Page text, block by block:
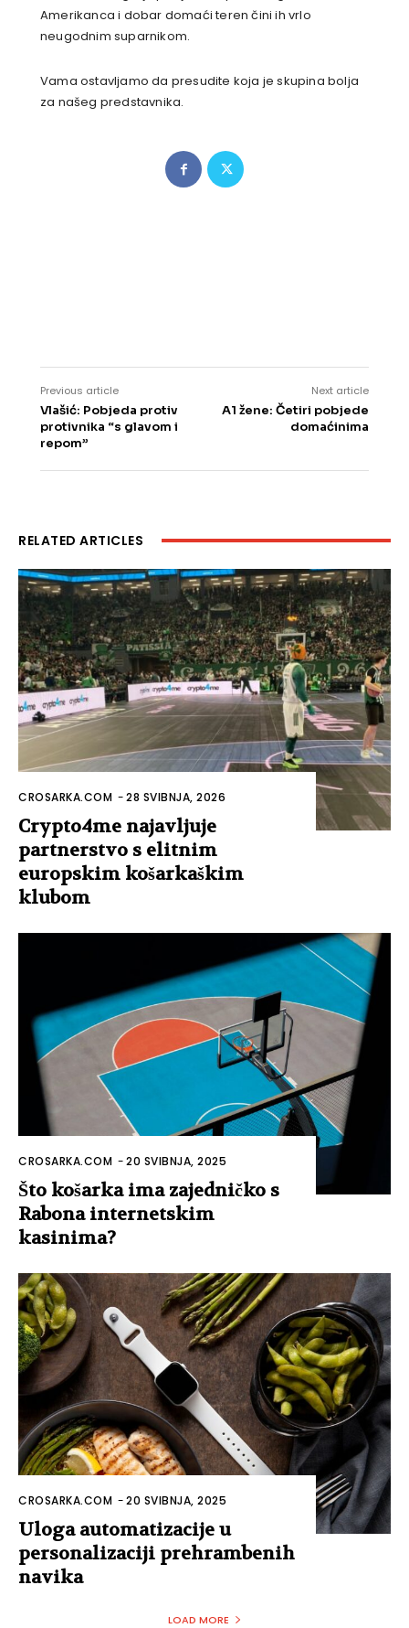
Amerikanca i dobar domaći teren čini ih vrlo
neugodnim suparnikom.
Vama ostavljamo da presudite koja je skupina bolja
za našeg predstavnika.
Previous article
Vlašić: Pobjeda protiv
protivnika “s glavom i
repom”
Next article
A1 žene: Četiri pobjede
domaćinima
RELATED ARTICLES
CROSARKA.COM -28 SVIBNJA, 2026
Crypto4me najavljuje
partnerstvo s elitnim
europskim košarkaškim
klubom
CROSARKA.COM -20 SVIBNJA, 2025
Što košarka ima zajedničko s
Rabona internetskim
kasinima?
CROSARKA.COM -20 SVIBNJA, 2025
Uloga automatizacije u
personalizaciji prehrambenih
navika
LOAD MORE